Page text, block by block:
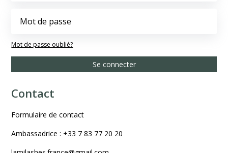
Mot de passe oublié?
Se connecter
Contact
Formulaire de contact
Ambassadrice : +33 7 83 77 20 20